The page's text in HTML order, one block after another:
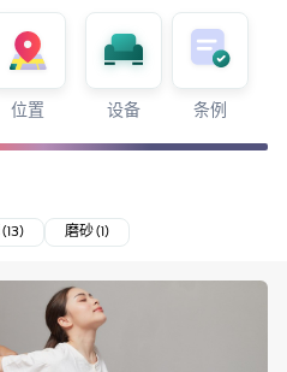
位置 设备 条例
磨砂 (1)